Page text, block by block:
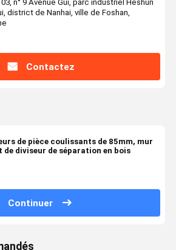
n° 9 Avenue Gui, parc industriel Heshun
district de Nanhai, ville de Foshan,
Contactez
de pièce coulissants de 85mm, mur
de diviseur de séparation en bois
Continuer